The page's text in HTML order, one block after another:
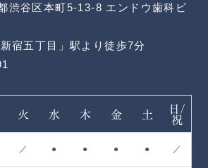
渋谷区本町5-13-8 エンドウ歯科ビ
宿五丁目」駅より徒歩7分
火 水 木 金 土 日/
祝
／ ● ● ● ● ／